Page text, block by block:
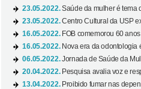
23.05.2022.Saúde da mulher é tema
23.05.2022.Centro Cultural da USP
16.05.2022. FOB comemorou 60
16.05.2022. Nova era da odontologia
06.05.2022.Jornada de Saúde da
20.04.2022. Pesquisa avalia voz e
13.04.2022. Proibido fumar nas